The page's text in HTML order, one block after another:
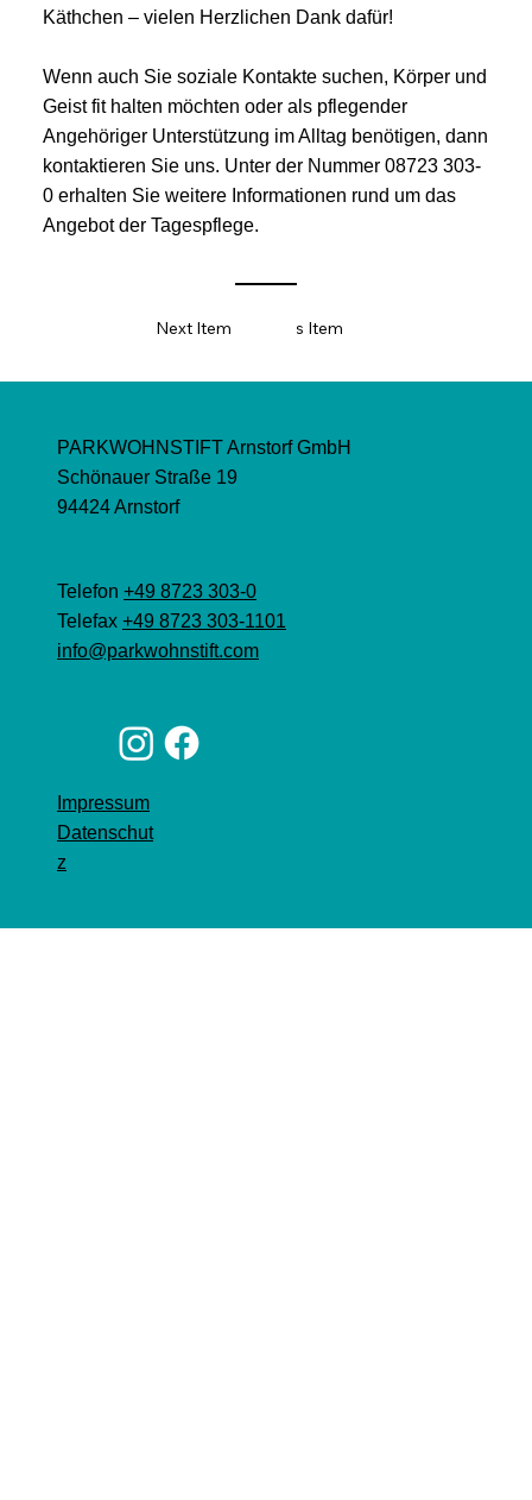
Käthchen – vielen Herzlichen Dank dafür!
Wenn auch Sie soziale Kontakte suchen, Körper und
Geist fit halten möchten oder als pflegender
Angehöriger Unterstützung im Alltag benötigen, dann
kontaktieren Sie uns. Unter der Nummer 08723 303-
0 erhalten Sie weitere Informationen rund um das
Angebot der Tagespflege.
Previous Item
Next Item
PARKWOHNSTIFT Arnstorf GmbH
Schönauer Straße 19
94424 Arnstorf
Telefon +49 8723 303-0
Telefax +49 8723 303-1101
info@parkwohnstift.com
Impressum
Datenschut
z